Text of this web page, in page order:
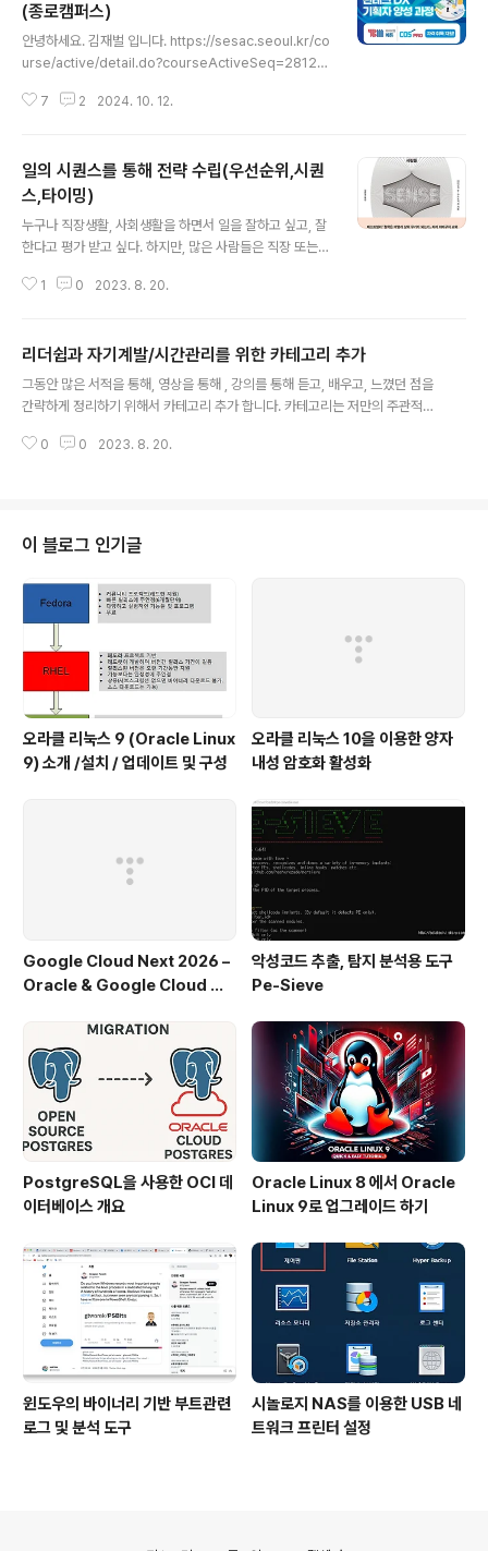
요. 그래서 이런건 노션같은곳에 정리 해야 될텐데, 아직은
오랜(?) 사람이라 블로그에 포스팅 해 둡니다. 2024년에
는 분초사회, 육각형인간 등이 나왔는데, 2025년에는 아
래와 같은 키워드들이 나열되었는데요. 한번정도 정리하는
측면에서 도움은 되긴 합니다만, 뭐, 절대적 기준도 아니어
(종로캠퍼스)
안녕하세요. 김재벌 입니다. https://sesac.seoul.kr/co
urse/active/detail.do?courseActiveSeq=2812&
8&currentMenuId=900002001 올해 초에 처음으로
해서 9월에 종료된 과정으로 당시에는 Web3.0 핀테크 서
비스 기획자 과정으로 진행이 되었는데, 커리큘럼의 변경
을 통해 보다 DT와 DX에 특화되도록 과정이 업데이트 되
었습니다. 그리고 기존에는 주말과정으로 편성되어 이번에
는 주중 과정으로 변경되었습니다.기획자 과정은 대부분
오해하기 좋은게 주로 웹/앱 서비스 기획..
7 2 2024. 10. 12.
일의 시퀀스를 통해 전략 수립(우선순위,시퀀
스,타이밍)
누구나 직장생활, 사회생활을 하면서 일을 잘하고 싶고, 잘
한다고 평가 받고 싶다. 하지만, 많은 사람들은 직장 또는
트레스 받고 있는 것 또한 현실이다. 자신만의 감각으로 일
니스 인사이트를 통해 경험하고, 여러 많은 사례를 통해 대
담형으로 작성된 서적이다. 구입한지는 좀 되었지만, 볼 때
마다 무릎을 치고, 그렇다 라고 감명 받으면서 보고 있다.
다. 스스로 느끼고 각인하기 위해서... "일의 우선 순위가 아
1 0 2023. 8. 20.
리더쉽과 자기계발/시간관리를 위한 카테고리 추가
그동안 많은 서적을 통해, 영상을 통해 , 강의를 통해 듣고, 배우고, 느꼈던 점을
간략하게 정리하기 위해서 카테고리 추가 합니다. 카테고리는 저만의 주관적인
0 0 2023. 8. 20.
이 블로그 인기글
오라클 리눅스 9 (Oracle Linux
9) 소개 /설치 / 업데이트 및 구성
오라클 리눅스 10을 이용한 양자
내성 암호화 활성화
Google Cloud Next 2026 –
Oracle & Google Cloud 파
악성코드 추출, 탐지 분석용 도구
Pe-Sieve
PostgreSQL을 사용한 OCI 데
이터베이스 개요
Oracle Linux 8 에서 Oracle
Linux 9로 업그레이드 하기
윈도우의 바이너리 기반 부트관련
로그 및 분석 도구
시놀로지 NAS를 이용한 USB 네
트워크 프린터 설정